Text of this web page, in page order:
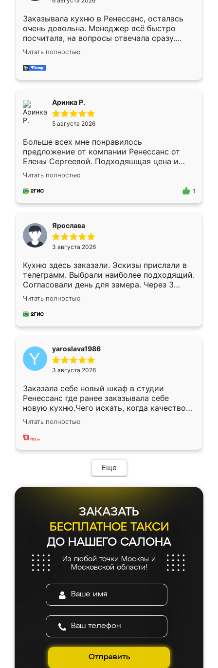
мебели буду заказывать только здесь.
Заказывала кухню в Ренессанс, осталась
очень довольна. Менеджер всё быстро
посчитала, на вопросы отвечала сразу.
Замерщик приехал в субботу, подошёл к
делу со всей ответственностью. Собрали
за день, ребята работали аккуратно, даже
Читать полностью
Аринка Р.
5 августа 2026
Больше всех мне понравилось
предложение от компании Ренессанс от
Елены Сергеевой. Подходяшщая цена и
короткие сроки изготовления. Приехавший
для замера сотрудник Владислав
предложил по моему эскизу самый
Читать полностью
1
Ярослава
3 августа 2026
Кухню здесь заказали. Эскизы прислали в
телеграмм. Выбрали наиболее подходящий.
Согласовали день для замера. Через 3
недели кухня была уже готова. Остались
довольны работой. Спасибо Ренессанс
мебель за качественную работу!
Читать полностью
yaroslava1986
3 августа 2026
Заказала себе новый шкаф в студии
Ренессанс где ранее заказывала себе
новую кухню.Чего искать, когда качеством
вполне довольна. Служит кухня уже почти
два года, нареканий нет.
Читать полностью
Еще
ЗАКАЗАТЬ
БЕСПЛАТНОЕ ТАКСИ
ДО НАШЕГО САЛОНА
Из любой точки Москвы и
Московской области!
Отправить